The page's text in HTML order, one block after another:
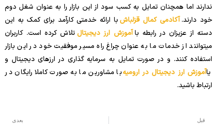
ندارند اما همچنان تمایل به کسب سود از این بازار را به عنوان شغل دوم
خود دارند.آکادمی کمال قزلباشبا ارائه خدمتی کارآمد برای کمک به این
دسته از عزیزان در رابطه باآموزش ارز دیجیتالتلاش کرده است. کاربران
میتوانند از خدمات ما به عنوان چراغ راه مسیر موفقیت خود در این بازار
استفاده کنند. و در صورت تمایل به سرمایه گذاری در ارزهای دیجیتال و
یاآموزش ارز دیجیتال در ارومیهبا مشاورین ما به صورت کاملا رایگان در
ارتباط باشید.
قبل بعدی